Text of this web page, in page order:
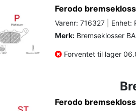
Ferodo
Varenr: 716327 | Enhet:
Merk: Bremseklosser
Forventet til lager
Ferodo